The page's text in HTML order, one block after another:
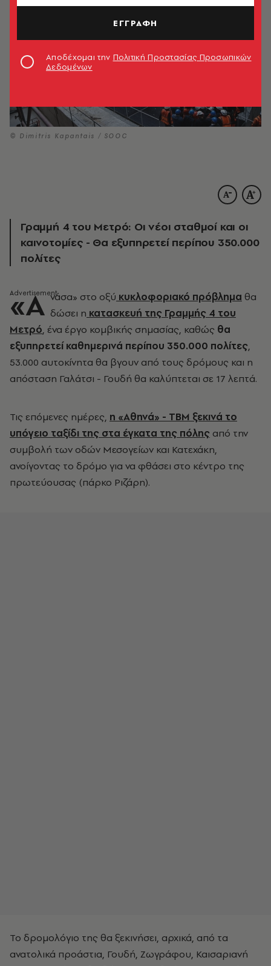
© Dimitris Kapantais / SOOC
Γραμμή 4 του Μετρό: Οι νέοι σταθμοί και οι
καινοτομίες - Θα εξυπηρετεί περίπου 350.000
πολίτες
«Α νάσα» στο οξύ κυκλοφοριακό πρόβλημα θα
δώσει η κατασκευή της Γραμμής 4 του
Μετρό, ένα έργο κομβικής σημασίας, καθώς θα
εξυπηρετεί καθημερινά περίπου 350.000 πολίτες,
53.000 αυτοκίνητα θα βγουν από τους δρόμους και η
απόσταση Γαλάτσι - Γουδή θα καλύπτεται σε 17 λεπτά.
Τις επόμενες ημέρες, η «Αθηνά» - ΤΒΜ ξεκινά το
υπόγειο ταξίδι της στα έγκατα της πόλης από την
συμβολή των οδών Μεσογείων και Κατεχάκη,
ανοίγοντας το δρόμο για να φθάσει στο κέντρο της
πρωτεύουσας (πάρκο Ριζάρη).
Το δρομολόγιο της θα ξεκινήσει, αρχικά, από τα
ανατολικά προάστια, Γουδή, Ζωγράφου, Καισαριανή
ΕΓΓΡΑΦΗ
Αποδέχομαι την Πολιτική Προστασίας Προσωπικών
Δεδομένων